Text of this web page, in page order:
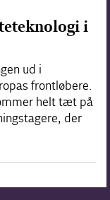
i
ud i
frontløbere.
helt tæt på
der